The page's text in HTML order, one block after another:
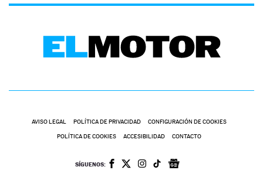
AVISO LEGAL POLÍTICA DE PRIVACIDAD CONFIGURACIÓN DE COOKIES
POLÍTICA DE COOKIES ACCESIBILIDAD CONTACTO
SÍGUENOS: